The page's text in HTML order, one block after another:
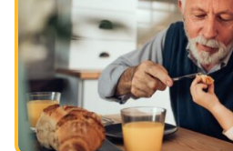
I digiuni commemorativi della
Hanukkah
Purìm